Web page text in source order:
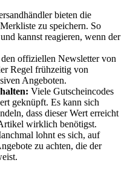
bieten die
zu speichern. So
kannst reagieren, wenn der
offiziellen Newsletter von
Regel frühzeitig von
Angeboten.
Viele Gutscheincodes
geknüpft. Es kann sich
dass dieser Wert erreicht
wirklich benötigst.
lohnt es sich, auf
zu achten, die der